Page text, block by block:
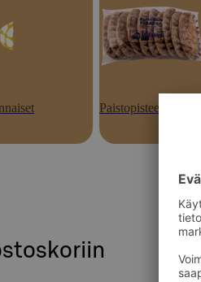
Paistopisteen tuotteet